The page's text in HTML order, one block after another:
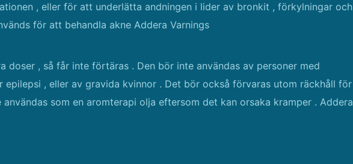
, eller för att underlätta andningen i lider av bronkit , förkylningar och
för att behandla akne Addera Varnings
doser , så får inte förtäras . Den bör inte användas av personer med
epilepsi , eller av gravida kvinnor . Det bör också förvaras utom räckhåll för
som en aromterapi olja eftersom det kan orsaka kramper . Addera